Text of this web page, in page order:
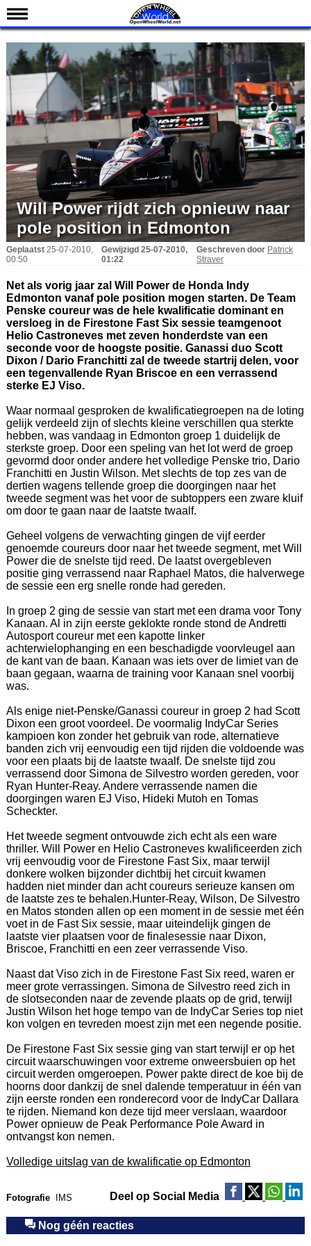
Nieuws
Kalender
Uitslagen
Standen
Teams
IndyCar 101
Indy 500
English
Will Power rijdt zich opnieuw naar
pole position in Edmonton
Geplaatst 25-07-2010,
00:50
Gewijzigd 25-07-2010,
01:22
Geschreven door Patrick
Straver
Net als vorig jaar zal Will Power de Honda Indy
Edmonton vanaf pole position mogen starten. De Team
Penske coureur was de hele kwalificatie dominant en
versloeg in de Firestone Fast Six sessie teamgenoot
Helio Castroneves met zeven honderdste van een
seconde voor de hoogste positie. Ganassi duo Scott
Dixon / Dario Franchitti zal de tweede startrij delen, voor
een tegenvallende Ryan Briscoe en een verrassend
sterke EJ Viso.
Waar normaal gesproken de kwalificatiegroepen na de loting
gelijk verdeeld zijn of slechts kleine verschillen qua sterkte
hebben, was vandaag in Edmonton groep 1 duidelijk de
sterkste groep. Door een speling van het lot werd de groep
gevormd door onder andere het volledige Penske trio, Dario
Franchitti en Justin Wilson. Met slechts de top zes van de
dertien wagens tellende groep die doorgingen naar het
tweede segment was het voor de subtoppers een zware kluif
om door te gaan naar de laatste twaalf.
Geheel volgens de verwachting gingen de vijf eerder
genoemde coureurs door naar het tweede segment, met Will
Power die de snelste tijd reed. De laatst overgebleven
positie ging verrassend naar Raphael Matos, die halverwege
de sessie een erg snelle ronde had gereden.
In groep 2 ging de sessie van start met een drama voor Tony
Kanaan. Al in zijn eerste geklokte ronde stond de Andretti
Autosport coureur met een kapotte linker
achterwielophanging en een beschadigde voorvleugel aan
de kant van de baan. Kanaan was iets over de limiet van de
baan gegaan, waarna de training voor Kanaan snel voorbij
was.
Als enige niet-Penske/Ganassi coureur in groep 2 had Scott
Dixon een groot voordeel. De voormalig IndyCar Series
kampioen kon zonder het gebruik van rode, alternatieve
banden zich vrij eenvoudig een tijd rijden die voldoende was
voor een plaats bij de laatste twaalf. De snelste tijd zou
verrassend door Simona de Silvestro worden gereden, voor
Ryan Hunter-Reay. Andere verrassende namen die
doorgingen waren EJ Viso, Hideki Mutoh en Tomas
Scheckter.
Het tweede segment ontvouwde zich echt als een ware
thriller. Will Power en Helio Castroneves kwalificeerden zich
vrij eenvoudig voor de Firestone Fast Six, maar terwijl
donkere wolken bijzonder dichtbij het circuit kwamen
hadden niet minder dan acht coureurs serieuze kansen om
de laatste zes te behalen.Hunter-Reay, Wilson, De Silvestro
en Matos stonden allen op een moment in de sessie met één
voet in de Fast Six sessie, maar uiteindelijk gingen de
laatste vier plaatsen voor de finalesessie naar Dixon,
Briscoe, Franchitti en een zeer verrassende Viso.
Naast dat Viso zich in de Firestone Fast Six reed, waren er
meer grote verrassingen. Simona de Silvestro reed zich in
de slotseconden naar de zevende plaats op de grid, terwijl
Justin Wilson het hoge tempo van de IndyCar Series top niet
kon volgen en tevreden moest zijn met een negende positie.
De Firestone Fast Six sessie ging van start terwijl er op het
circuit waarschuwingen voor extreme onweersbuien op het
circuit werden omgeroepen. Power pakte direct de koe bij de
hoorns door dankzij de snel dalende temperatuur in één van
zijn eerste ronden een ronderecord voor de IndyCar Dallara
te rijden. Niemand kon deze tijd meer verslaan, waardoor
Power opnieuw de Peak Performance Pole Award in
ontvangst kon nemen.
Volledige uitslag van de kwalificatie op Edmonton
Fotografie IMS Deel op Social Media
Nog géén reacties